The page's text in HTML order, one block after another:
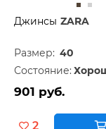
Джинсы ZARA
Размер: 40
Состояние:
901 руб.
2